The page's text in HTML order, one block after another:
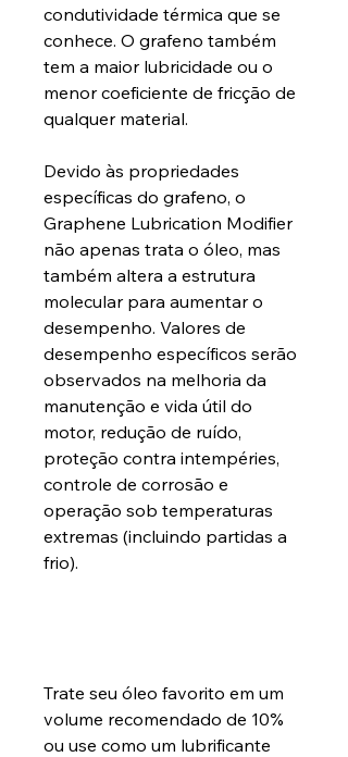
condutividade térmica que se
conhece. O grafeno também
tem a maior lubricidade ou o
menor coeficiente de fricção de
qualquer material.
Devido às propriedades
específicas do grafeno, o
Graphene Lubrication Modifier
não apenas trata o óleo, mas
também altera a estrutura
molecular para aumentar o
desempenho. Valores de
desempenho específicos serão
observados na melhoria da
manutenção e vida útil do
motor, redução de ruído,
proteção contra intempéries,
controle de corrosão e
operação sob temperaturas
extremas (incluindo partidas a
frio).
Trate seu óleo favorito em um
volume recomendado de 10%
ou use como um lubrificante